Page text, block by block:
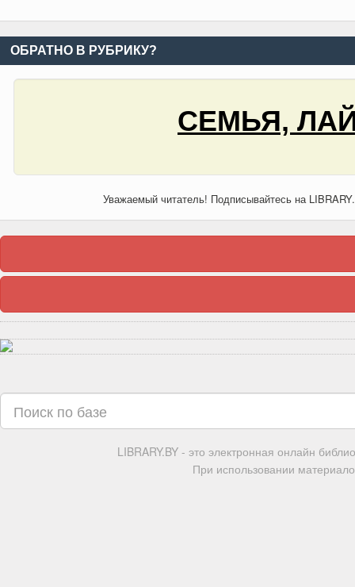
ОБРАТНО В РУБРИКУ?
СЕМЬЯ,
Уважаемый читатель! Подписывайтесь на
LIBRARY.BY - это электронная онлайн
При использовании